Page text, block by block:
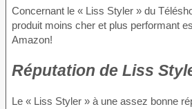
Concernant le « Liss Styler » du
produit moins cher et plus performant
Amazon!
Réputation de Liss
Le « Liss Styler » à une assez bonne